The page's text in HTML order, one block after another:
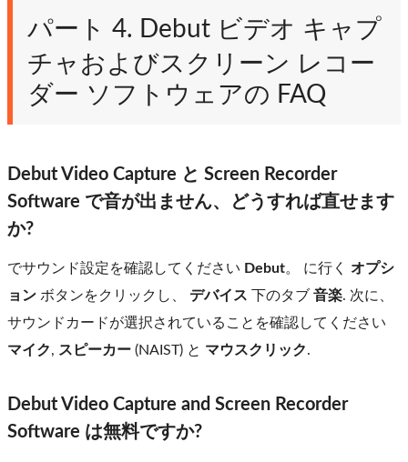
パート 4. Debut ビデオ キャプ
チャおよびスクリーン レコー
ダー ソフトウェアの FAQ
Debut Video Capture と Screen Recorder
Software で音が出ません、どうすれば直せます
か?
でサウンド設定を確認してください Debut。 に行く オプシ
ョン ボタンをクリックし、 デバイス 下のタブ 音楽. 次に、
サウンドカードが選択されていることを確認してください
マイク, スピーカー (NAIST) と マウスクリック.
Debut Video Capture and Screen Recorder
Software は無料ですか?